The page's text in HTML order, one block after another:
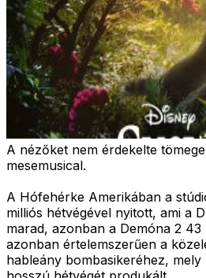
A nézőket nem érdekelte
mesemusical.
A Hófehérke Amerikában a
milliós hétvégével nyitott, ami a
marad, azonban a Demóna 2 43
azonban értelemszerűen a
hableány bombasikeréhez, mely